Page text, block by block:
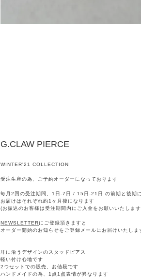
G.CLAW PIERCE
WINTER'21 COLLECTION
受注生産の為、ご予約オーダーになっております
毎月2回の受注期間、1日-7日 / 15日-21日 の前期と後期
お届けはそれぞれ約1ヶ月後になります
(お振込のお客様は受注期間内にご入金をお願いいたしま
NEWSLETTERにご登録頂きますと
オーダー開始のお知らせをご登録メールにお届けいたしま
耳に沿うデザインのスタッドピアス
軽い付け心地です
2つセットでの販売、お値段です
ハンドメイドの為、1点1点表情が異なります